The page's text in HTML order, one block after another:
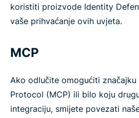
koristiti proizvode Identity
vaše prihvaćanje ovih uvjeta.
MCP
Ako odlučite omogućiti
Protocol (MCP) ili bilo koju
integraciju, smijete povezati